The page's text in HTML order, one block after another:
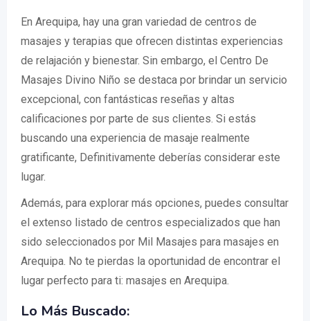
En Arequipa, hay una gran variedad de centros de
masajes y terapias que ofrecen distintas experiencias
de relajación y bienestar. Sin embargo, el Centro De
Masajes Divino Niño se destaca por brindar un servicio
excepcional, con fantásticas reseñas y altas
calificaciones por parte de sus clientes. Si estás
buscando una experiencia de masaje realmente
gratificante, Definitivamente deberías considerar este
lugar.
Además, para explorar más opciones, puedes consultar
el extenso listado de centros especializados que han
sido seleccionados por Mil Masajes para masajes en
Arequipa. No te pierdas la oportunidad de encontrar el
lugar perfecto para ti: masajes en Arequipa.
Lo Más Buscado: